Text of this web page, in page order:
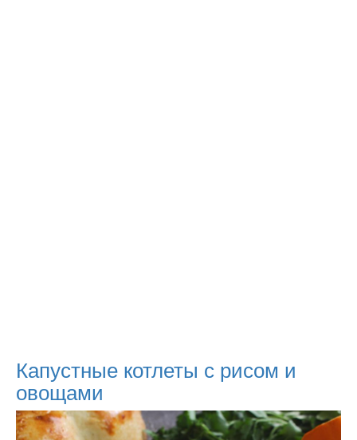
Капустные котлеты с рисом и
овощами